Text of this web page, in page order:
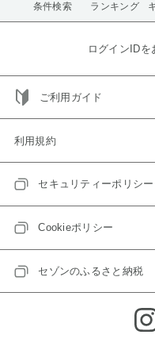
条件検索 ランキング
ログインIDを
ご利用ガイド
利用規約
セキュリティーポリシー
Cookieポリシー
セゾンのふるさと納税